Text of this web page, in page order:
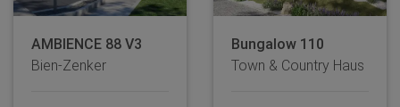
AMBIENCE 88 V3
Bien-Zenker
Bungalow 110
Town & Country Haus